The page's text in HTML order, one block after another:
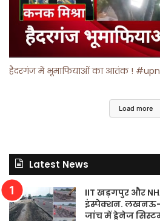
हैदरगंज में भूमाफियाओं का आतंक !
Load more
Latest News
IIT खड़गपुर और
इंस्पेक्शन. लखनऊ-
जांच में ड्रेनेज